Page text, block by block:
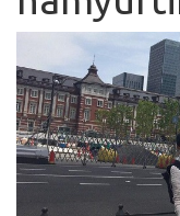
Yana
Qidirish
Kirish